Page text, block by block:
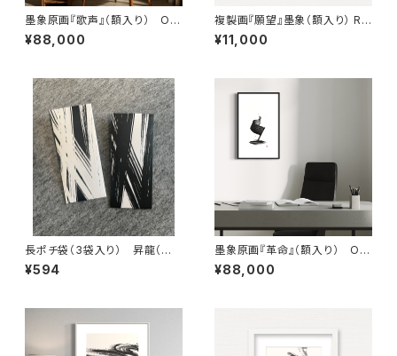
墨象原画『歌声』（額入り） Ori
ginal Painting「Singing」（Fr
amed）
¥88,000
複製画『願望』墨象（額入り） Re
production painting「desir
e」（Framed）
¥11,000
長ポチ袋（3袋入り） 昇龍（筆
パターン）白／黒
¥594
墨象原画『革命』（額入り） Ori
ginal Painting「Revolution」
（Framed）
¥88,000